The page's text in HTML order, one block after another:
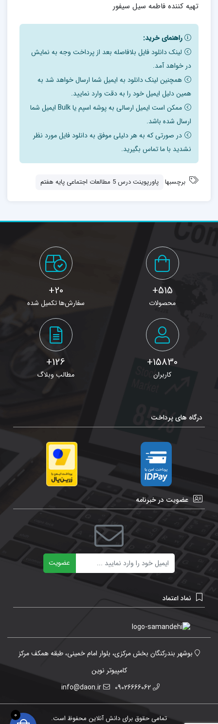
تهیه کننده فاطمه سیل سیفور
راهنمای خرید:
لینک دانلود فایل بلافاصله بعد از پرداخت وجه به نمایش
در خواهد آمد.
همچنین لینک دانلود به ایمیل شما ارسال خواهد شد به
همین دلیل ایمیل خود را به دقت وارد نمایید.
ممکن است ایمیل ارسالی به پوشه اسپم یا Bulk ایمیل شما
ارسال شده باشد.
در صورتی که به هر دلیلی موفق به دانلود فایل مورد نظر
نشدید با ما تماس بگیرید.
برچسبها پاورپوینت درس 5 مطالعات اجتماعی پایه هفتم
515+
محصولات
20+
سفارش‌ها تکمیل شده
15830+
کاربران
126+
مطالب وبلاگ
درگاه های پرداخت
عضویت در خبرنامه
عضویت
نماد اعتماد
بوشهر بندرکنگان بخش مرکزی، بلوار امام خمینی، طبقه همکف مرکز
کامپیوتر نوین
09026666062
info@daon.ir
تمامی حقوق برای دانش آنلاین محفوظ است. 0